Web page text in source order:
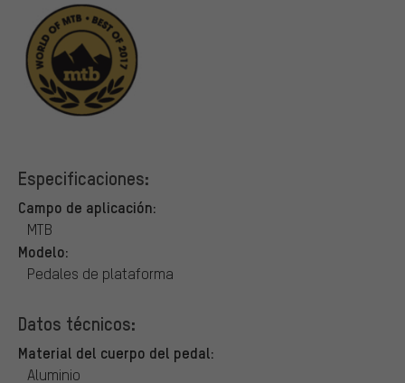
Especificaciones:
Campo de aplicación:
MTB
Modelo:
Pedales de plataforma
Datos técnicos:
Material del cuerpo del pedal:
Aluminio